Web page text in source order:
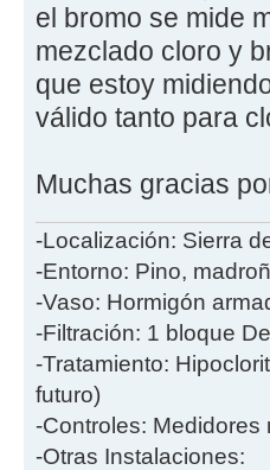
el bromo se mide
mezclado cloro y
que estoy
válido tanto para
Muchas gracias
-Localización: Sierra
-Entorno: Pino,
-Vaso: Hormigón
-Filtración: 1 bloque
-Tratamiento:
futuro)
-Controles:
-Otras Instalaciones: